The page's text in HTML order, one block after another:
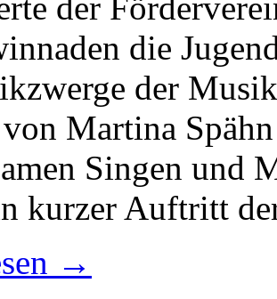
die
der
Martina
Singen und
kurzer Auftritt
→